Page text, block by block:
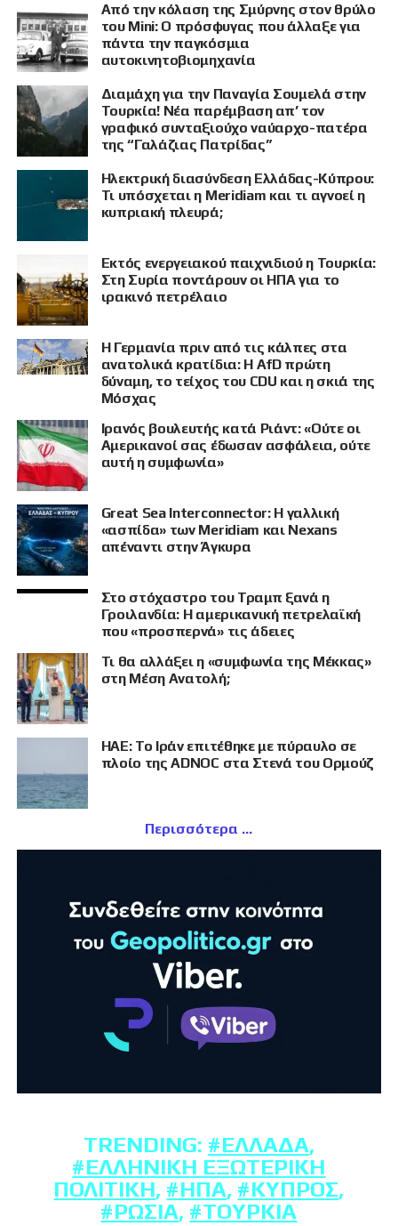
ΠΡΟΒΟΛΗ
Από την κόλαση της Σμύρνης στον θρύλο
του Mini: Ο πρόσφυγας που άλλαξε για
πάντα την παγκόσμια
αυτοκινητοβιομηχανία
Διαμάχη για την Παναγία Σουμελά στην
Τουρκία! Νέα παρέμβαση απ’ τον
γραφικό συνταξιούχο ναύαρχο-πατέρα
της “Γαλάζιας Πατρίδας”
Ηλεκτρική διασύνδεση Ελλάδας-Κύπρου:
Τι υπόσχεται η Meridiam και τι αγνοεί η
κυπριακή πλευρά;
Εκτός ενεργειακού παιχνιδιού η Τουρκία:
Στη Συρία ποντάρουν οι ΗΠΑ για το
ιρακινό πετρέλαιο
Η Γερμανία πριν από τις κάλπες στα
ανατολικά κρατίδια: Η AfD πρώτη
δύναμη, το τείχος του CDU και η σκιά της
Μόσχας
Ιρανός βουλευτής κατά Ριάντ: «Ούτε οι
Αμερικανοί σας έδωσαν ασφάλεια, ούτε
αυτή η συμφωνία»
Great Sea Interconnector: Η γαλλική
«ασπίδα» των Meridiam και Nexans
απέναντι στην Άγκυρα
Στο στόχαστρο του Τραμπ ξανά η
Γροιλανδία: Η αμερικανική πετρελαϊκή
που «προσπερνά» τις άδειες
Τι θα αλλάξει η «συμφωνία της Μέκκας»
στη Μέση Ανατολή;
ΗΑΕ: Το Ιράν επιτέθηκε με πύραυλο σε
πλοίο της ADNOC στα Στενά του Ορμούζ
Περισσότερα
TRENDING: #ΕΛΛΆΔΑ,
#ΕΛΛΗΝΙΚΉ ΕΞΩΤΕΡΙΚΉ
ΠΟΛΙΤΙΚΉ, #ΗΠΑ, #ΚΎΠΡΟΣ,
#ΡΩΣΊΑ, #ΤΟΥΡΚΊΑ